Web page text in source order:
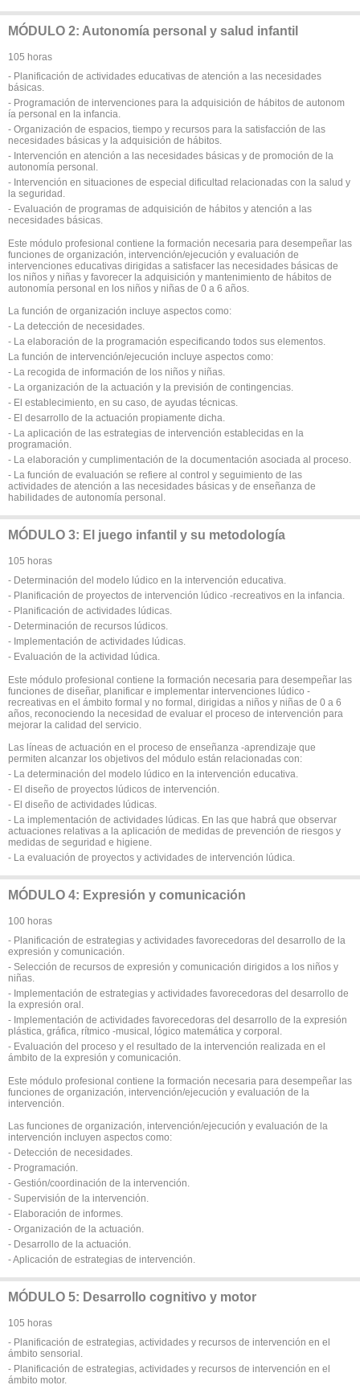
MÓDULO 2: Autonomía personal y salud infantil
105 horas
- Planificación de actividades educativas de atención a las necesidades
básicas.
- Programación de intervenciones para la adquisición de hábitos de autonom
ía personal en la infancia.
- Organización de espacios, tiempo y recursos para la satisfacción de las
necesidades básicas y la adquisición de hábitos.
- Intervención en atención a las necesidades básicas y de promoción de la
autonomía personal.
- Intervención en situaciones de especial dificultad relacionadas con la salud y
la seguridad.
- Evaluación de programas de adquisición de hábitos y atención a las
necesidades básicas.
Este módulo profesional contiene la formación necesaria para desempeñar las
funciones de organización, intervención/ejecución y evaluación de
intervenciones educativas dirigidas a satisfacer las necesidades básicas de
los niños y niñas y favorecer la adquisición y mantenimiento de hábitos de
autonomía personal en los niños y niñas de 0 a 6 años.
La función de organización incluye aspectos como:
- La detección de necesidades.
- La elaboración de la programación especificando todos sus elementos.
La función de intervención/ejecución incluye aspectos como:
- La recogida de información de los niños y niñas.
- La organización de la actuación y la previsión de contingencias.
- El establecimiento, en su caso, de ayudas técnicas.
- El desarrollo de la actuación propiamente dicha.
- La aplicación de las estrategias de intervención establecidas en la
programación.
- La elaboración y cumplimentación de la documentación asociada al proceso.
- La función de evaluación se refiere al control y seguimiento de las
actividades de atención a las necesidades básicas y de enseñanza de
habilidades de autonomía personal.
MÓDULO 3: El juego infantil y su metodología
105 horas
- Determinación del modelo lúdico en la intervención educativa.
- Planificación de proyectos de intervención lúdico -recreativos en la infancia.
- Planificación de actividades lúdicas.
- Determinación de recursos lúdicos.
- Implementación de actividades lúdicas.
- Evaluación de la actividad lúdica.
Este módulo profesional contiene la formación necesaria para desempeñar las
funciones de diseñar, planificar e implementar intervenciones lúdico -
recreativas en el ámbito formal y no formal, dirigidas a niños y niñas de 0 a 6
años, reconociendo la necesidad de evaluar el proceso de intervención para
mejorar la calidad del servicio.
Las líneas de actuación en el proceso de enseñanza -aprendizaje que
permiten alcanzar los objetivos del módulo están relacionadas con:
- La determinación del modelo lúdico en la intervención educativa.
- El diseño de proyectos lúdicos de intervención.
- El diseño de actividades lúdicas.
- La implementación de actividades lúdicas. En las que habrá que observar
actuaciones relativas a la aplicación de medidas de prevención de riesgos y
medidas de seguridad e higiene.
- La evaluación de proyectos y actividades de intervención lúdica.
MÓDULO 4: Expresión y comunicación
100 horas
- Planificación de estrategias y actividades favorecedoras del desarrollo de la
expresión y comunicación.
- Selección de recursos de expresión y comunicación dirigidos a los niños y
niñas.
- Implementación de estrategias y actividades favorecedoras del desarrollo de
la expresión oral.
- Implementación de actividades favorecedoras del desarrollo de la expresión
plástica, gráfica, rítmico -musical, lógico matemática y corporal.
- Evaluación del proceso y el resultado de la intervención realizada en el
ámbito de la expresión y comunicación.
Este módulo profesional contiene la formación necesaria para desempeñar las
funciones de organización, intervención/ejecución y evaluación de la
intervención.
Las funciones de organización, intervención/ejecución y evaluación de la
intervención incluyen aspectos como:
- Detección de necesidades.
- Programación.
- Gestión/coordinación de la intervención.
- Supervisión de la intervención.
- Elaboración de informes.
- Organización de la actuación.
- Desarrollo de la actuación.
- Aplicación de estrategias de intervención.
MÓDULO 5: Desarrollo cognitivo y motor
105 horas
- Planificación de estrategias, actividades y recursos de intervención en el
ámbito sensorial.
- Planificación de estrategias, actividades y recursos de intervención en el
ámbito motor.